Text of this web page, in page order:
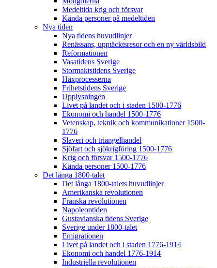
Medeltida krig och försvar
Kända personer på medeltiden
Nya tiden
Nya tidens huvudlinjer
Renässans, upptäcktsresor och en ny världsbild
Reformationen
Vasatidens Sverige
Stormaktstidens Sverige
Häxprocesserna
Frihetstidens Sverige
Upplysningen
Livet på landet och i staden 1500-1776
Ekonomi och handel 1500-1776
Vetenskap, teknik och kommunikationer 1500-
1776
Slaveri och triangelhandel
Sjöfart och sjökrigföring 1500-1776
Krig och försvar 1500-1776
Kända personer 1500-1776
Det långa 1800-talet
Det långa 1800-talets huvudlinjer
Amerikanska revolutionen
Franska revolutionen
Napoleontiden
Gustavianska tidens Sverige
Sverige under 1800-talet
Emigrationen
Livet på landet och i staden 1776-1914
Ekonomi och handel 1776-1914
Industriella revolutionen